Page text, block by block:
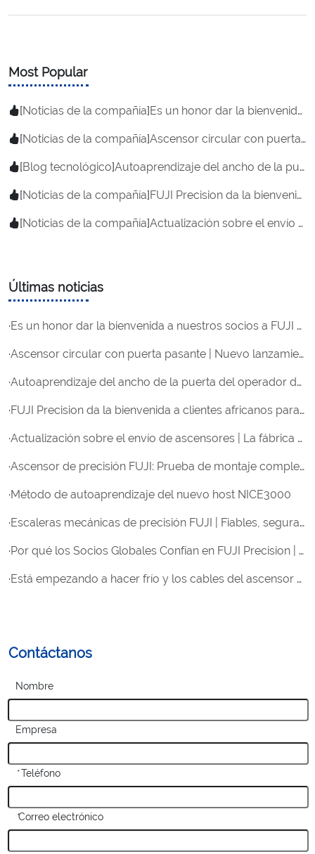
Most Popular
[Noticias de la compañía]Es un honor dar la bienvenida a nuestros socios a FUJI Precision
[Noticias de la compañía]Ascensor circular con puerta pasante | Nuevo lanzamiento de I+D de FUJI Precision
[Blog tecnológico]Autoaprendizaje del ancho de la puerta del operador de la puerta del ascensor
[Noticias de la compañía]FUJI Precision da la bienvenida a clientes africanos para visitar su fábrica y establecer una cooperación estratégica.
[Noticias de la compañía]Actualización sobre el envío de ascensores | La fábrica de FUJI Precision está lista para realizar entregas a nivel mundial.
Últimas noticias
·Es un honor dar la bienvenida a nuestros socios a FUJI Precision
·Ascensor circular con puerta pasante | Nuevo lanzamiento de I+D de FUJI Precision
·Autoaprendizaje del ancho de la puerta del operador de la puerta del ascensor
·FUJI Precision da la bienvenida a clientes africanos para visitar su fábrica y establecer una cooperación estratégica.
·Actualización sobre el envío de ascensores | La fábrica de FUJI Precision está lista para realizar entregas a nivel mundial.
·Ascensor de precisión FUJI: Prueba de montaje completa e inspección de calidad antes del envío
·Método de autoaprendizaje del nuevo host NICE3000
·Escaleras mecánicas de precisión FUJI | Fiables, seguras y diseñadas para entornos de alto tráfico
·Por qué los Socios Globales Confían en FUJI Precision | Un Tributo a Nuestros Clientes de Ascensores en Todo el Mundo
·Está empezando a hacer frío y los cables del ascensor están cubiertos de aceite y mugre. El técnico de mantenimiento los está limpiando a toda velocidad; ¡tiene las manos destrozadas!
Contáctanos
Nombre
Empresa
*Teléfono
*Correo electrónico